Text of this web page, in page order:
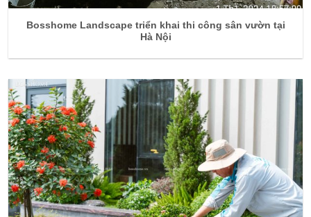
Bosshome Landscape triển khai thi công sân vườn tại
Hà Nội